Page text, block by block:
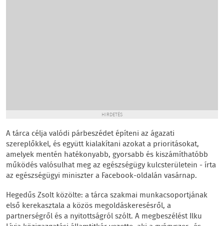
HIRDETÉS
A tárca célja valódi párbeszédet építeni az ágazati
szereplőkkel, és együtt kialakítani azokat a prioritásokat,
amelyek mentén hatékonyabb, gyorsabb és kiszámíthatóbb
működés valósulhat meg az egészségügy kulcsterületein - írta
az egészségügyi miniszter a Facebook-oldalán vasárnap.
Hegedűs Zsolt közölte: a tárca szakmai munkacsoportjának
első kerekasztala a közös megoldáskeresésről, a
partnerségről és a nyitottságról szólt. A megbeszélést Ilku